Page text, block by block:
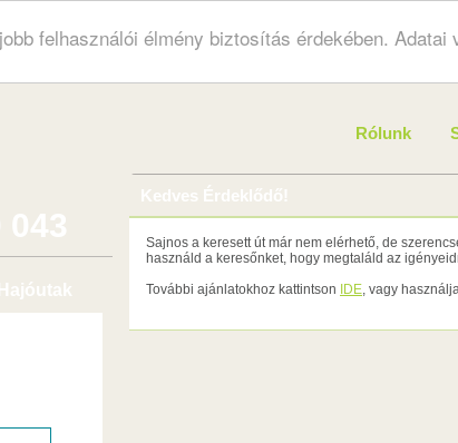
felhasználói élmény biztosítás érdekében. Adatai
Rólunk
043
Hajóutak
Kedves Érdeklődő!
Sajnos a keresett út már nem elérhető, de
használd a keresőnket, hogy megtaláld az
További ajánlatokhoz kattintson
IDE, vagy